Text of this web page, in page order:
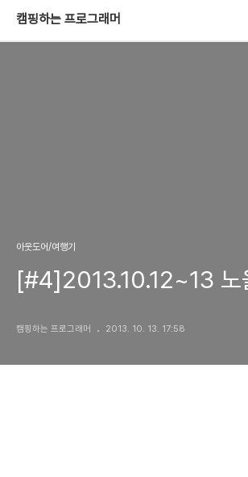
캠핑하는 프로그래머
아웃도어/여행기
[#4]2013.10.12~13 노
캠핑하는 프로그래머 2013. 10. 13. 17:58